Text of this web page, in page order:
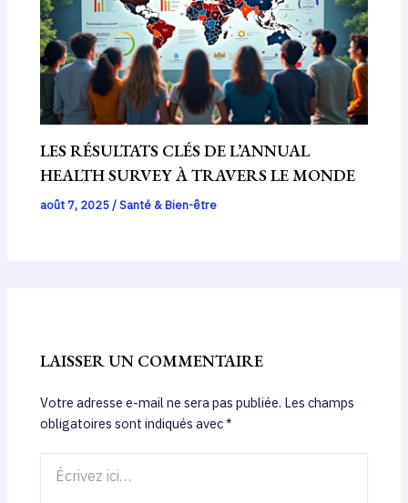
LES RÉSULTATS CLÉS DE L’ANNUAL
HEALTH SURVEY À TRAVERS LE MONDE
août 7, 2025/Santé & Bien-être
LAISSER UN COMMENTAIRE
Votre adresse e-mail ne sera pas publiée. Les champs
obligatoires sont indiqués avec*
ici…